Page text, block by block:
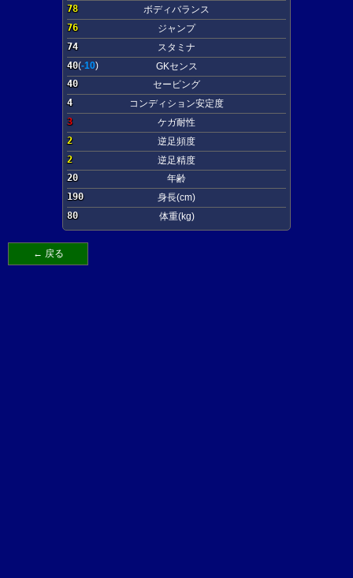
78
ボディバランス
76
ジャンプ
74
スタミナ
40(-10)
GKセンス
40
セービング
4
コンディション安定度
3
ケガ耐性
2
逆足頻度
2
逆足精度
20
年齢
190
身長(cm)
80
体重(kg)
← 戻る